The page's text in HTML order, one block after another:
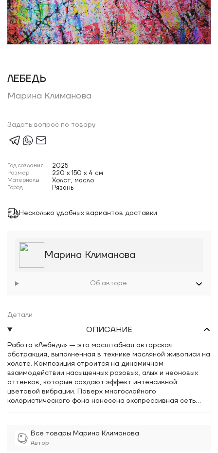
ЛЕБЕДЬ
Марина Климанова
Задать вопрос по товару
Год создания 2025
Размер 220 x 150 x 4 см
Материалы Холст, масло
Город Рязань
Несколько удобных вариантов доставки
Все товары Марина Климанова
Автор
Марина Климанова
Об авторе
Детали
ОПИСАНИЕ
Работа «Лебедь» — это масштабная авторская
абстракция, выполненная в технике масляной живописи на
холсте. Композиция строится на динамичном
взаимодействии насыщенных розовых, алых и неоновых
оттенков, которые создают эффект интенсивной
цветовой вибрации. Поверх многослойного
колористического фона нанесена экспрессивная сеть
глубину и ритмическую сложность. В этой интерьерной
живописи мастерски сбалансированы хаотичные капли
краски и выверенные цветовые пятна желтого, зеленого и